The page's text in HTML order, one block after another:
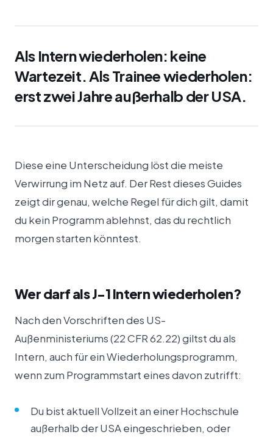
Als Intern wiederholen: keine
Wartezeit. Als Trainee wiederholen:
erst zwei Jahre außerhalb der USA.
Diese eine Unterscheidung löst die meiste
Verwirrung im Netz auf. Der Rest dieses Guides
zeigt dir genau, welche Regel für dich gilt, damit
du kein Programm ablehnst, das du rechtlich
morgen starten könntest.
Wer darf als J-1 Intern wiederholen?
Nach den Vorschriften des US-
Außenministeriums (22 CFR 62.22) giltst du als
Intern, auch für ein Wiederholungsprogramm,
wenn zum Programmstart eines davon zutrifft:
Du bist aktuell Vollzeit an einer Hochschule
außerhalb der USA eingeschrieben, oder